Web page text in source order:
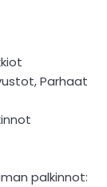
Parhaat
palkinnot: